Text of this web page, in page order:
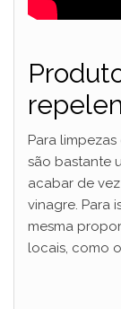
Para
são bastante
acabar de
vinagre. Para
mesma
locais, como